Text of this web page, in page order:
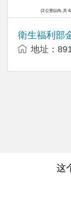
衛生福利部
地址：
(2 公里以内, 共
这